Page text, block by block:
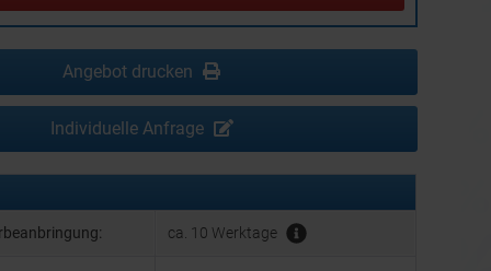
Angebot drucken
Individuelle Anfrage
ca. 10 Werktage